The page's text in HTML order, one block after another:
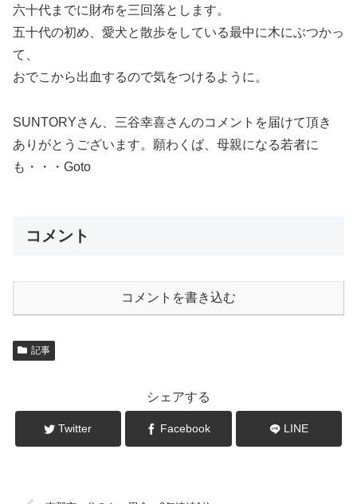
六十代までに財布を三回落とします。
五十代の初め、愛犬と散歩をしている最中に木にぶつかっ
て、
おでこから出血するので気をつけるように。
SUNTORYさん、三谷幸喜さんのコメントを届けて頂き
ありがとうございます。願わくば、母親になる若者に
も・・・Goto
コメント
コメントを書き込む
記事
シェアする
Twitter Facebook LINE